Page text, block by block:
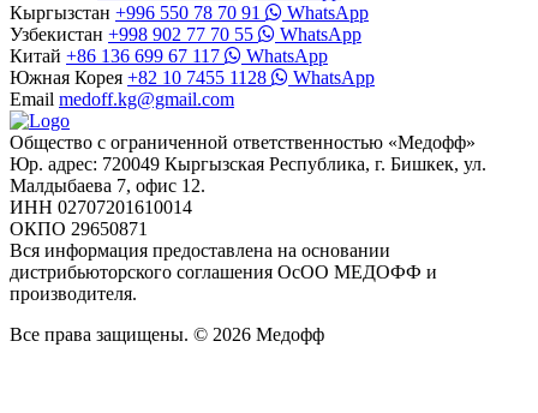
Кыргызстан +996 550 78 70 91
WhatsApp
Узбекистан +998 902 77 70 55
WhatsApp
Китай +86 136 699 67 117
WhatsApp
Южная Корея +82 10 7455 1128
WhatsApp
Email medoff.kg@gmail.com
Общество с ограниченной ответственностью «Медофф»
Юр. адрес: 720049 Кыргызская Республика, г. Бишкек, ул.
Малдыбаева 7, офис 12.
ИНН 02707201610014
ОКПО 29650871
Вся информация предоставлена на основании
дистрибьюторского соглашения ОсОО МЕДОФФ и
производителя.
Все права защищены. © 2026 Медофф